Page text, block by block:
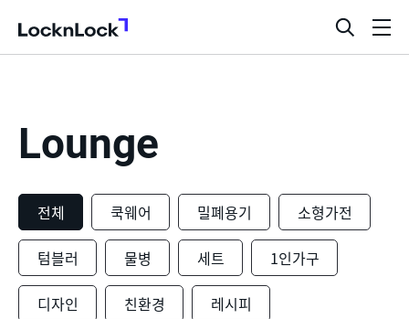
LocknLock
검
색
Lounge
전체 쿡웨어 밀폐용기 소형가전
텀블러 물병 세트 1인가구
디자인 친환경 레시피